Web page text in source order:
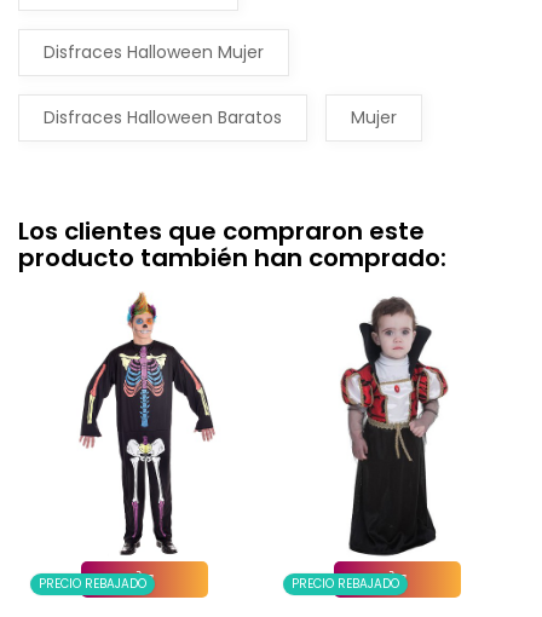
Disfraces Halloween Mujer
Disfraces Halloween Baratos Mujer
Los clientes que compraron este
producto también han comprado:
PRECIO REBAJADO PRECIO REBAJADO